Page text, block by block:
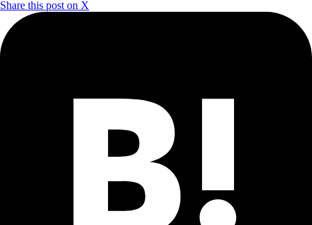
Share this post on X